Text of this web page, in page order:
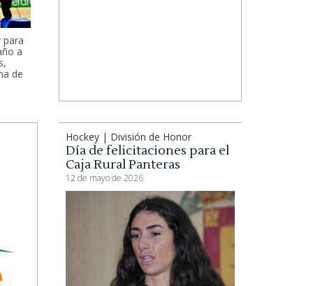
para
a
de
Hockey | División de Honor
Día de felicitaciones para el
Caja Rural Panteras
12 de mayo de 2026